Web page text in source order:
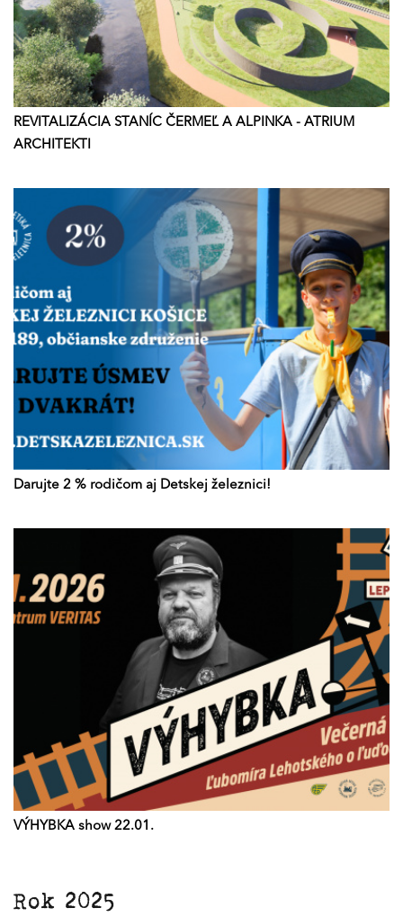
REVITALIZÁCIA STANÍC ČERMEĽ A ALPINKA - ATRIUM
ARCHITEKTI
Darujte 2 % rodičom aj Detskej železnici!
VÝHYBKA show 22.01.
Rok 2025